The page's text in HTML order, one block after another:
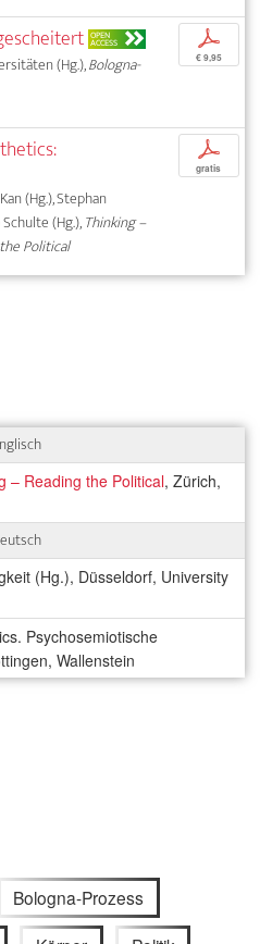
OPEN
ACCESS
(Hg.),Bologna-
p
€ 9,95
(Hg.), Stephan
(Hg.),Thinking –
Political
p
gratis
– Reading the Political, Zürich,
(Hg.), Düsseldorf, University
Psychosemiotische
Wallenstein
Bologna-Prozess